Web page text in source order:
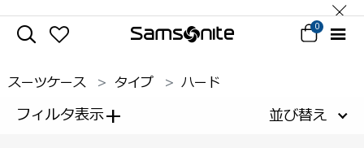
0
スーツケース タイプ ハード
フィルタ表示+ 並び替え